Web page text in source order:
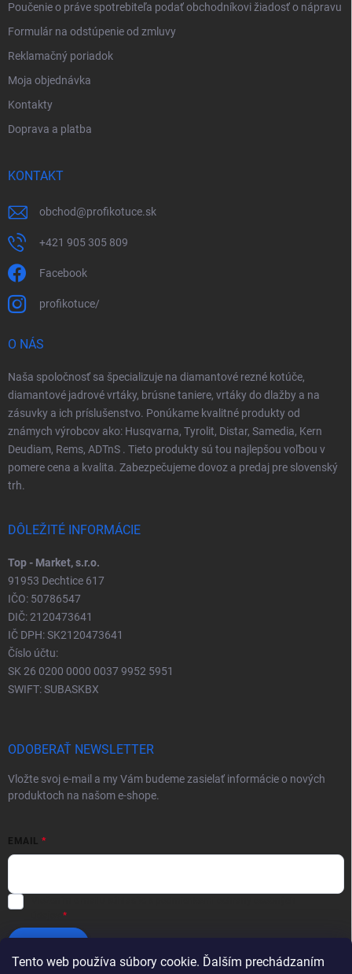
Tento web používa súbory cookie. Ďalším prechádzaním
Poučenie o práve spotrebiteľa podať obchodníkovi žiadosť o nápravu
Formulár na odstúpenie od zmluvy
Reklamačný poriadok
Moja objednávka
Kontakty
Doprava a platba
KONTAKT
obchod@profikotuce.sk
+421 905 305 809
Facebook
profikotuce/
O NÁS
Naša spoločnosť sa špecializuje na diamantové rezné kotúče,
diamantové jadrové vrtáky, brúsne taniere, vrtáky do dlažby a na
zásuvky a ich príslušenstvo. Ponúkame kvalitné produkty od
známych výrobcov ako: Husqvarna, Tyrolit, Distar, Samedia, Kern
Deudiam, Rems, ADTnS . Tieto produkty sú tou najlepšou voľbou v
pomere cena a kvalita. Zabezpečujeme dovoz a predaj pre slovenský
trh.
DÔLEŽITÉ INFORMÁCIE
Top - Market, s.r.o.
91953 Dechtice 617
IČO: 50786547
DIČ: 2120473641
IČ DPH: SK2120473641
Číslo účtu:
SK 26 0200 0000 0037 9952 5951
SWIFT: SUBASKBX
ODOBERAŤ NEWSLETTER
Vložte svoj e-mail a my Vám budeme zasielať informácie o nových
produktoch na našom e-shope.
EMAIL